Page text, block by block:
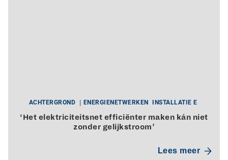
ACHTERGROND ENERGIENETWERKEN INSTALLATIE E
‘Het elektriciteitsnet efficiënter maken kán niet
zonder gelijkstroom’
Lees meer